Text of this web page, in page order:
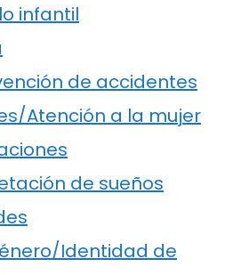
infantil
de accidentes
Atención a la mujer
de sueños
Identidad de